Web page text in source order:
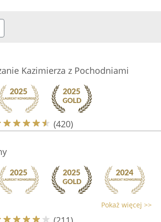
Kazimierza z Pochodniami
(420)
Pokaż więcej >>